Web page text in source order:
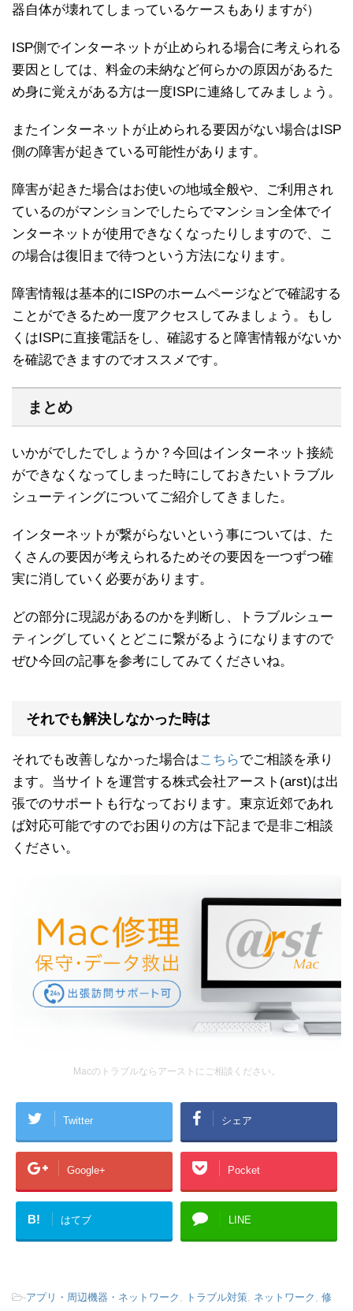
器自体が壊れてしまっているケースもありますが）
ISP側でインターネットが止められる場合に考えられる
要因としては、料金の未納など何らかの原因があるた
め身に覚えがある方は一度ISPに連絡してみましょう。
またインターネットが止められる要因がない場合はISP
側の障害が起きている可能性があります。
障害が起きた場合はお使いの地域全般や、ご利用され
ているのがマンションでしたらでマンション全体でイ
ンターネットが使用できなくなったりしますので、こ
の場合は復旧まで待つという方法になります。
障害情報は基本的にISPのホームページなどで確認する
ことができるため一度アクセスしてみましょう。もし
くはISPに直接電話をし、確認すると障害情報がないか
を確認できますのでオススメです。
まとめ
いかがでしたでしょうか？今回はインターネット接続
ができなくなってしまった時にしておきたいトラブル
シューティングについてご紹介してきました。
インターネットが繋がらないという事については、た
くさんの要因が考えられるためその要因を一つずつ確
実に消していく必要があります。
どの部分に現認があるのかを判断し、トラブルシュー
ティングしていくとどこに繋がるようになりますので
ぜひ今回の記事を参考にしてみてくださいね。
それでも解決しなかった時は
それでも改善しなかった場合はこちらでご相談を承り
ます。当サイトを運営する株式会社アースト(arst)は出
張でのサポートも行なっております。東京近郊であれ
ば対応可能ですのでお困りの方は下記まで是非ご相談
ください。
Macのトラブルならアーストにご相談ください。
Twitter シェア
Google+ Pocket
B! はてブ LINE
-アプリ・周辺機器・ネットワーク トラブル対策 ネットワーク
修